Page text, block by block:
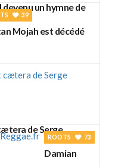
un hymne de
39
Mojah est décédé
de Serge
ROOTS 73
Damian